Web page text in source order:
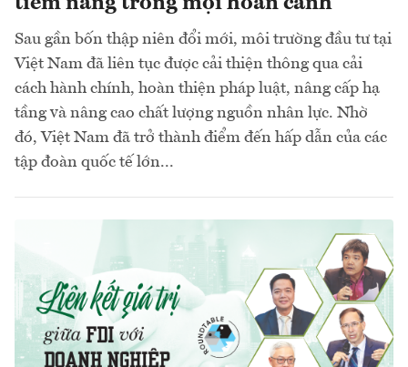
Sau gần bốn thập niên đổi mới, môi trường đầu tư tại
Việt Nam đã liên tục được cải thiện thông qua cải
cách hành chính, hoàn thiện pháp luật, nâng cấp hạ
tầng và nâng cao chất lượng nguồn nhân lực. Nhờ
đó, Việt Nam đã trở thành điểm đến hấp dẫn của các
tập đoàn quốc tế lớn...